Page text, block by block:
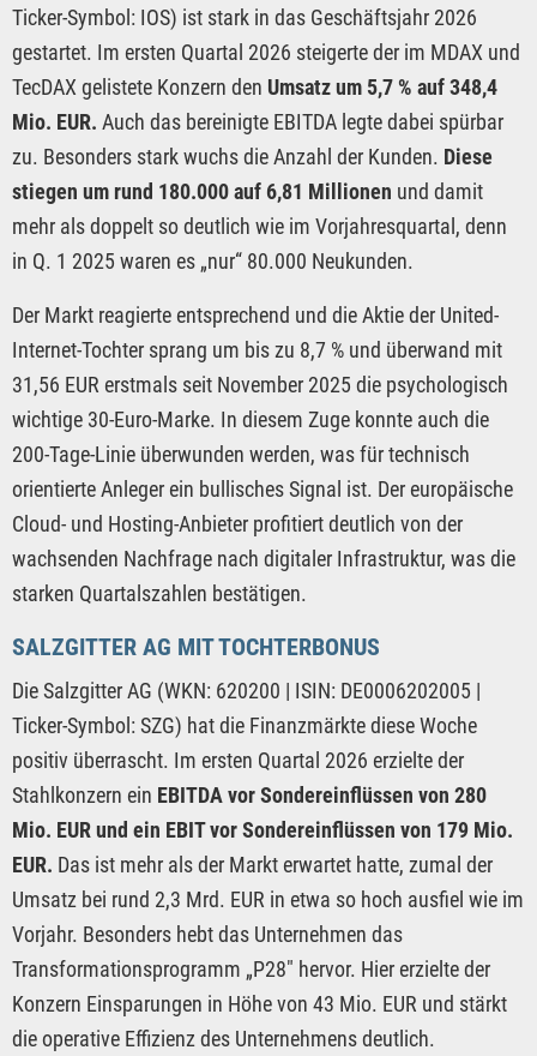
Ticker-Symbol: IOS) ist stark in das Geschäftsjahr 2026
gestartet. Im ersten Quartal 2026 steigerte der im MDAX und
TecDAX gelistete Konzern den Umsatz um 5,7 % auf 348,4
Mio. EUR. Auch das bereinigte EBITDA legte dabei spürbar
zu. Besonders stark wuchs die Anzahl der Kunden. Diese
stiegen um rund 180.000 auf 6,81 Millionen und damit
mehr als doppelt so deutlich wie im Vorjahresquartal, denn
in Q. 1 2025 waren es „nur“ 80.000 Neukunden.
Der Markt reagierte entsprechend und die Aktie der United-
Internet-Tochter sprang um bis zu 8,7 % und überwand mit
31,56 EUR erstmals seit November 2025 die psychologisch
wichtige 30-Euro-Marke. In diesem Zuge konnte auch die
200-Tage-Linie überwunden werden, was für technisch
orientierte Anleger ein bullisches Signal ist. Der europäische
Cloud- und Hosting-Anbieter profitiert deutlich von der
wachsenden Nachfrage nach digitaler Infrastruktur, was die
starken Quartalszahlen bestätigen.
SALZGITTER AG MIT TOCHTERBONUS
Die Salzgitter AG (WKN: 620200 | ISIN: DE0006202005 |
Ticker-Symbol: SZG) hat die Finanzmärkte diese Woche
positiv überrascht. Im ersten Quartal 2026 erzielte der
Stahlkonzern ein EBITDA vor Sondereinflüssen von 280
Mio. EUR und ein EBIT vor Sondereinflüssen von 179 Mio.
EUR. Das ist mehr als der Markt erwartet hatte, zumal der
Umsatz bei rund 2,3 Mrd. EUR in etwa so hoch ausfiel wie im
Vorjahr. Besonders hebt das Unternehmen das
Transformationsprogramm „P28" hervor. Hier erzielte der
Konzern Einsparungen in Höhe von 43 Mio. EUR und stärkt
die operative Effizienz des Unternehmens deutlich.